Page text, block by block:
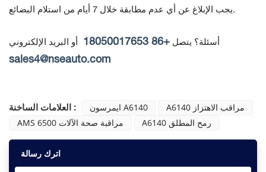
يجب الإبلاغ عن أي عدم مطابقة خلال 7 أيام من استلام البضائع.
أسئلة؟ يتصل +86 18050017653 أو البريد الإلكتروني
sales4@nseauto.com
العلامات الساخنة : ايمرسون A6140
A6140 مراقب الاهتزاز
AMS 6500 مراقبة صحة الآلات
A6140 رمح المطلق
اترك رسالة